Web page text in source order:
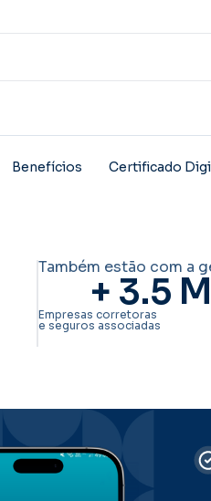
Benefícios Certificado
Também estão com a
+ 3.5
Empresas corretoras
e seguros associadas